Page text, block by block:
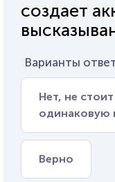
создает
Варианты
Нет, не
одинаковую
Верно